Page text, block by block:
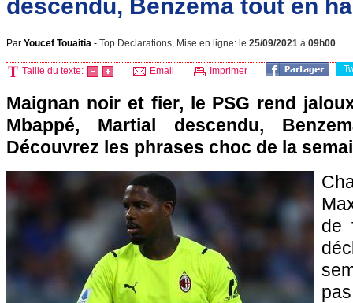
descendu, Benzema tout en
Par Youcef Touaitia - Top Declarations, Mise en ligne: le 25/09/2021 à 09h00
Taille du texte: Email Imprimer
Maignan noir et fier, le PSG rend
Mbappé, Martial descendu,
Découvrez les phrases choc de la
de